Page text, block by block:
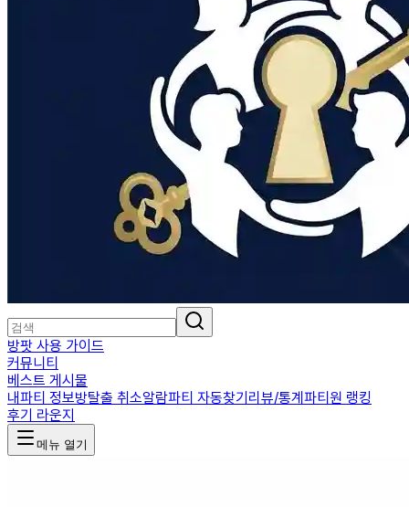
방팟 사용 가이드
커뮤니티
베스트 게시물
내파티 정보방탈출 취소알람파티 자동찾기리뷰/통계파티원 랭킹
후기 라운지
메뉴 열기